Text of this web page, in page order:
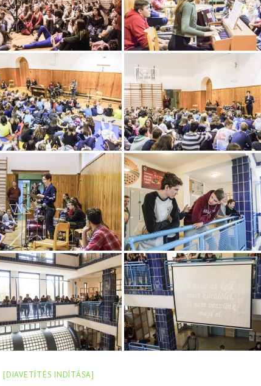
[DIAVETÍTÉS INDÍTÁSA]